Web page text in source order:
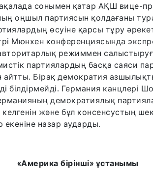
сонымен қатар АҚШ вице-
оңшыл партиясын қолдағаны
өсуіне қарсы тұру
Мюнхен конференциясында
режиммен
партиялардың басқа саяси
айтты. Бірақ демократия
білдірмейді. Германия канцлері
демократиялық
келгенін және бұл консенсустың
назар аударды.
«Америка бірінші» ұстанымы